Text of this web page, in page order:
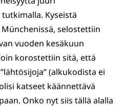
Kyseistä
selostettiin
vuoden kesäkuun
korostettiin sitä, että
(alkukodista ei
katseet käännettävä
Onko nyt siis tällä alalla